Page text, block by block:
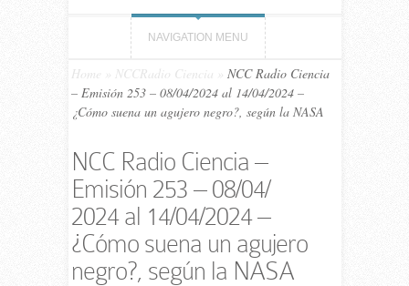
NAVIGATION MENU
Home NCCRadio Ciencia
NCC Ra­dio Ciencia
– Emi­sión 253 – 08/04/​2024 al 14/04/​2024 –
¿Cómo suena un agujero negro?, según la NASA
NCC Ra­dio Ciencia –
Emi­sión 253 – 08/04/​
2024 al 14/04/​2024 –
¿Cómo suena un agujero
negro?, según la NASA